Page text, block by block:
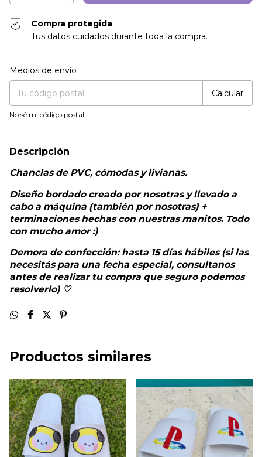
Compra protegida
Tus datos cuidados durante toda la compra.
Entregas para el CP:
Medios de envío
Calcular
No sé mi código postal
Descripción
Chanclas de PVC, cómodas y livianas.
Diseño bordado creado por nosotras y llevado a
cabo a máquina (también por nosotras) +
terminaciones hechas con nuestras manitos. Todo
con mucho amor :)
Demora de confección: hasta 15 días hábiles (si las
necesitás para una fecha especial, consultanos
antes de realizar tu compra que seguro podemos
resolverlo) ♡
Productos similares